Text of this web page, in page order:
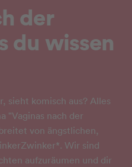
der
du wissen
sieht komisch aus? Alles
"Vaginas nach der
von ängstlichen,
Wir sind
aufzuräumen und dir